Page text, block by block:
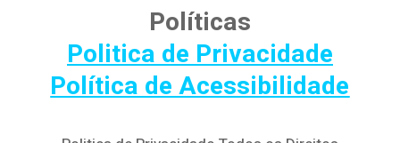
Políticas
Politica de Privacidade
Política de Acessibilidade